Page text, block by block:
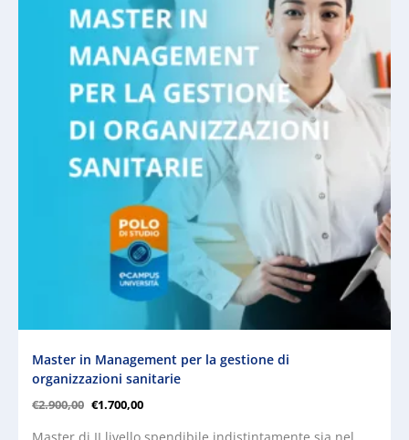
Master in Management per la gestione di
organizzazioni sanitarie
€2.900,00 €1.700,00